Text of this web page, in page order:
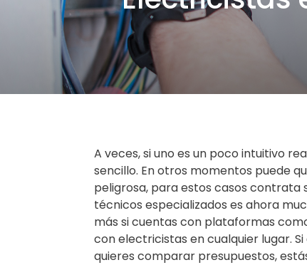
A veces, si uno es un poco intuitivo
sencillo. En otros momentos puede
peligrosa, para estos casos contrata
técnicos especializados es ahora
más si cuentas con plataformas
con electricistas en cualquier lugar.
quieres comparar presupuestos,